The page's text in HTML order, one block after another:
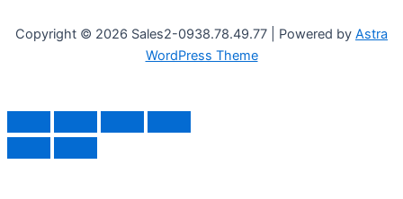
Copyright © 2026 Sales2-0938.78.49.77 | Powered by Astra
WordPress Theme